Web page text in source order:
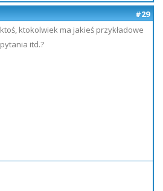
#29
ktoś, ktokolwiek ma jakieś przykładowe
pytania itd.?